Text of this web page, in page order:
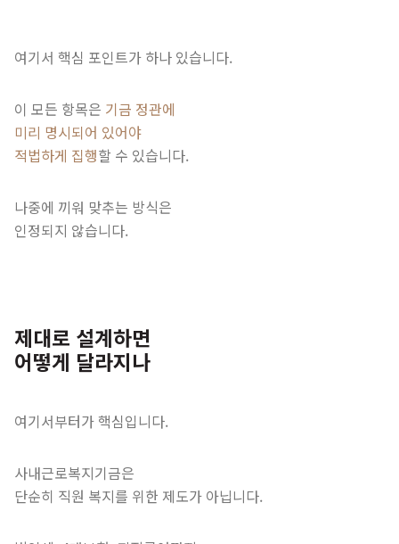
여기서 핵심 포인트가 하나 있습니다.
이 모든 항목은 기금 정관에
미리 명시되어 있어야
적법하게 집행할 수 있습니다.
나중에 끼워 맞추는 방식은
인정되지 않습니다.
제대로 설계하면
어떻게 달라지나
여기서부터가 핵심입니다.
사내근로복지기금은
단순히 직원 복지를 위한 제도가 아닙니다.